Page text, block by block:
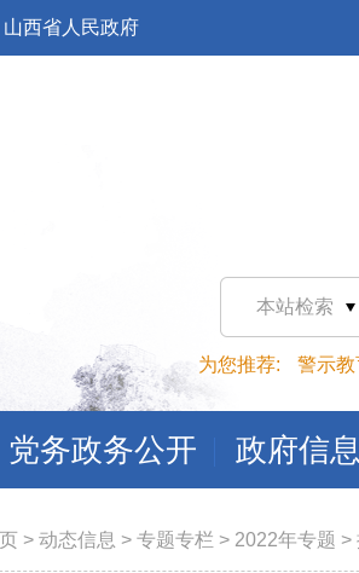
山西省人民政府
本站检索
为您推荐: 警示教
党务政务公开 政府信
> 动态信息 > 专题专栏 > 2022年专题 >